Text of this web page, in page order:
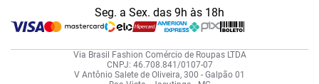
Seg. a Sex. das 9h às 18h
Via Brasil Fashion Comércio de Roupas LTDA
CNPJ: 46.708.841/0107-07
V Antônio Salete de Oliveira, 300 - Galpão 01